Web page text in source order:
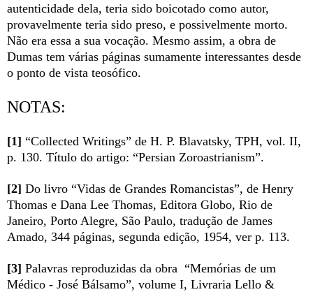
autenticidade dela, teria sido boicotado como autor,
provavelmente teria sido preso, e possivelmente morto.
Não era essa a sua vocação. Mesmo assim, a obra de
Dumas tem várias páginas sumamente interessantes desde
o ponto de vista teosófico.
NOTAS:
[1] “Collected Writings” de H. P. Blavatsky, TPH, vol. II,
p. 130. Título do artigo: “Persian Zoroastrianism”.
[2] Do livro “Vidas de Grandes Romancistas”, de Henry
Thomas e Dana Lee Thomas, Editora Globo, Rio de
Janeiro, Porto Alegre, São Paulo, tradução de James
Amado, 344 páginas, segunda edição, 1954, ver p. 113.
[3] Palavras reproduzidas da obra “Memórias de um
Médico - José Bálsamo”, volume I, Livraria Lello &